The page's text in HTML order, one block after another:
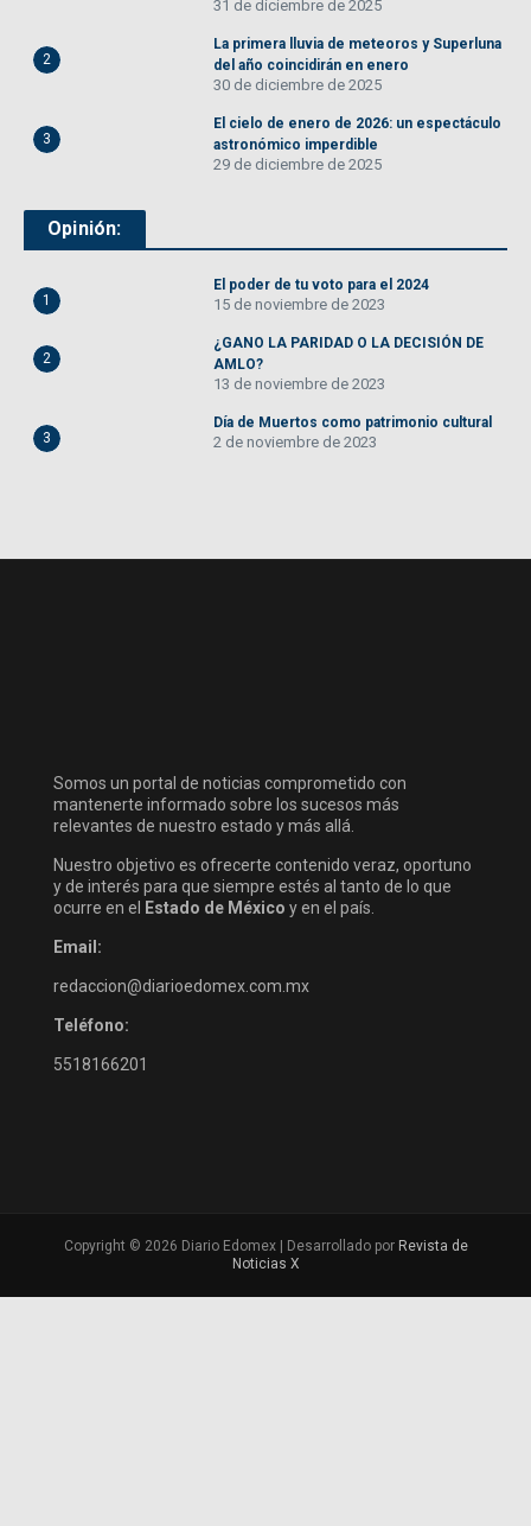
31 de diciembre de 2025
2
La primera lluvia de meteoros y Superluna
del año coincidirán en enero
30 de diciembre de 2025
3
El cielo de enero de 2026: un espectáculo
astronómico imperdible
29 de diciembre de 2025
Opinión:
1
El poder de tu voto para el 2024
15 de noviembre de 2023
2
¿GANO LA PARIDAD O LA DECISIÓN DE
AMLO?
13 de noviembre de 2023
3
Día de Muertos como patrimonio cultural
2 de noviembre de 2023
Somos un portal de noticias comprometido con
mantenerte informado sobre los sucesos más
relevantes de nuestro estado y más allá.
Nuestro objetivo es ofrecerte contenido veraz, oportuno
y de interés para que siempre estés al tanto de lo que
ocurre en el
Estado de México y en el país.
Email:
redaccion@diarioedomex.com.mx
Teléfono:
5518166201
Copyright © 2026 Diario Edomex | Desarrollado por Revista de
Noticias X